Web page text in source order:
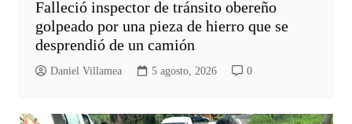
Falleció inspector de tránsito obereño
golpeado por una pieza de hierro que se
desprendió de un camión
Daniel Villamea 5 agosto, 2026 0